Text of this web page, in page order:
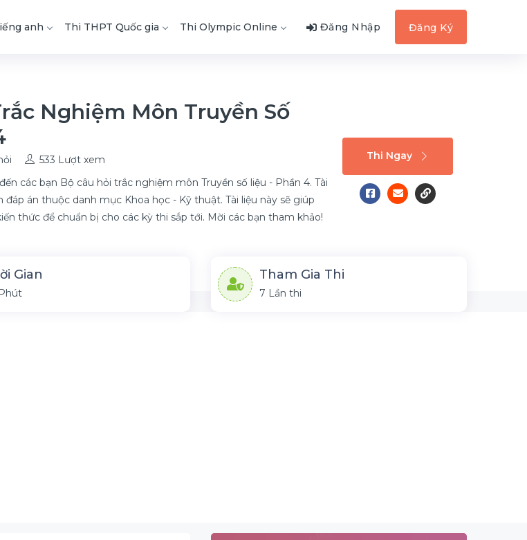
anh Thi THPT Quốc gia Thi Olympic Online Đăng Nhập Đăng Ký
Nghiệm Môn Truyền Số
533 Lượt xem
các bạn Bộ câu hỏi trắc nghiệm môn Truyền số liệu - Phần 4. Tài
đáp án thuộc danh mục Khoa học - Kỹ thuật. Tài liệu này sẽ giúp
thức để chuẩn bị cho các kỳ thi sắp tới. Mời các bạn tham khảo!
Thi Ngay
Gian Tham Gia Thi
7 Lần thi